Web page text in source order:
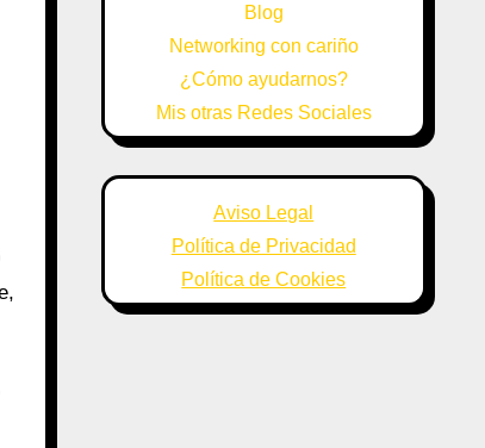
Blog
Networking con cariño
¿Cómo ayudarnos?
Mis otras Redes Sociales
Aviso Legal
Política de Privacidad
Política de Cookies